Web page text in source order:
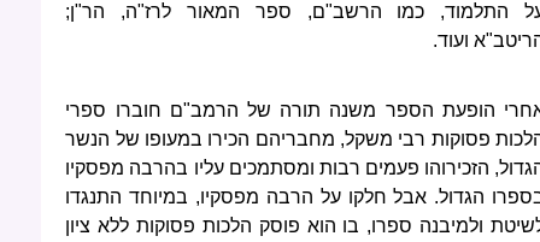
התלמוד, כמו הרשב"ם, ספר המאור לרז"ה, הר"ן;
ועוד.
הופעת הספר משנה תורה של הרמב"ם חוברו ספרי
פסוקות רבי משקל, מחבריהם הכירו במעופו של הנשר
הזכירוהו פעמים רבות ומסתמכים עליו בהרבה מפסקיו
הגדול. אבל חלקו על הרבה מפסקיו, במיוחד התנגדו
ולמיבנה ספרו, בו הוא פוסק הלכות פסוקות ללא ציון